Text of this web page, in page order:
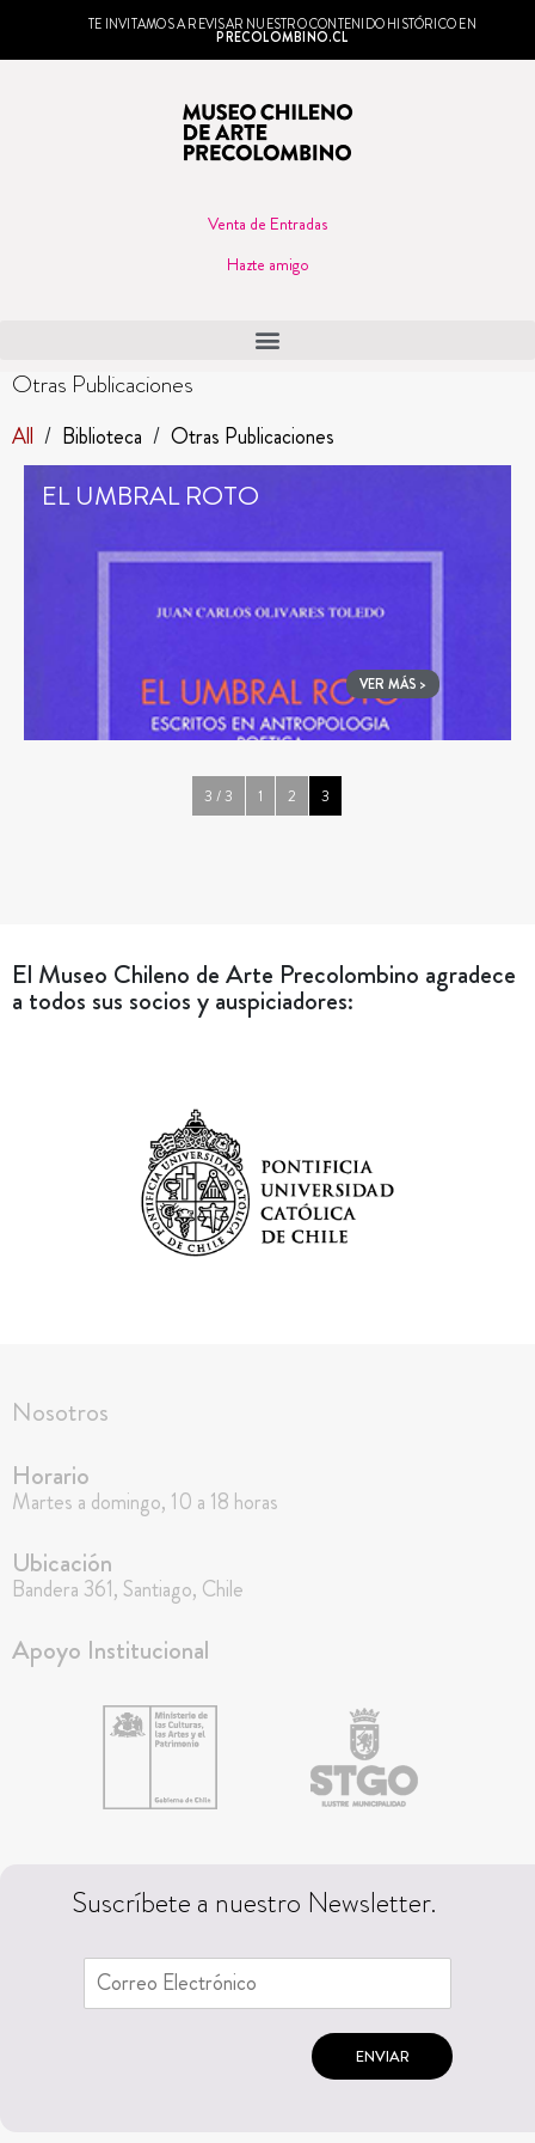
TE INVITAMOS A REVISAR NUESTRO CONTENIDO HISTÓRICO EN
PRECOLOMBINO.CL
Venta de Entradas
Hazte amigo
Otras Publicaciones
All / Biblioteca / Otras Publicaciones
EL UMBRAL ROTO
VER MÁS >
3 / 3 1 2 3
El Museo Chileno de Arte Precolombino agradece
a todos sus socios y auspiciadores:
Nosotros
Horario
Martes a domingo, 10 a 18 horas
Ubicación
Bandera 361, Santiago, Chile
Apoyo Institucional
Suscríbete a nuestro Newsletter.
ENVIAR